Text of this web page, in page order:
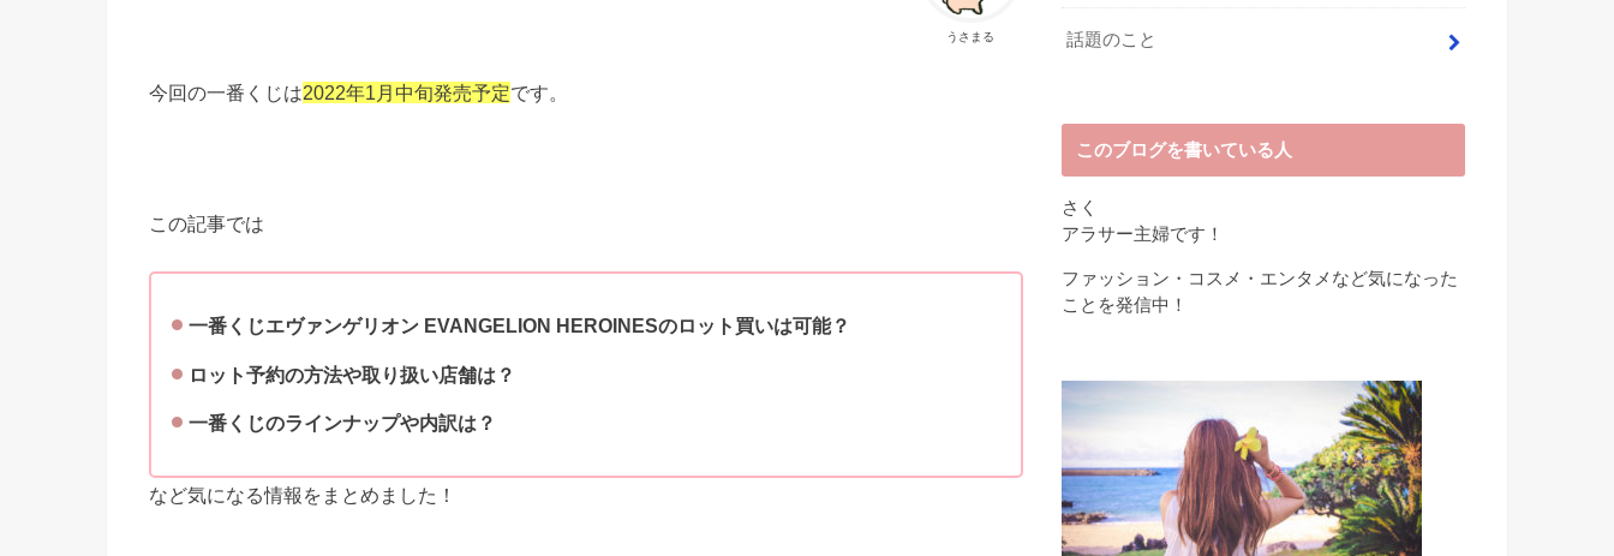
うさまる
今回の一番くじは2022年1月中旬発売予定です。
この記事では
一番くじエヴァンゲリオン EVANGELION HEROINESのロット買いは可能？
ロット予約の方法や取り扱い店舗は？
一番くじのラインナップや内訳は？
など気になる情報をまとめました！
話題のこと
このブログを書いている人
さく
アラサー主婦です！
ファッション・コスメ・エンタメなど気になった
ことを発信中！